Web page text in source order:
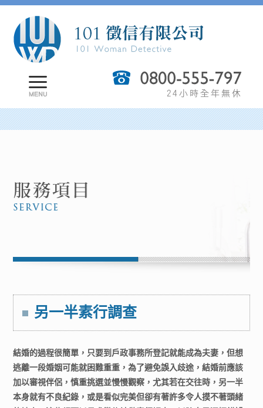
另一半素行調查
結婚的過程很簡單，只要到戶政事務所登記就能成為夫妻，但想
逃離一段婚姻可能就困難重重，為了避免誤入歧途，結婚前應該
加以審視伴侶，慎重挑選並慢慢觀察，尤其若在交往時，另一半
本身就有不良紀錄，或是看似完美但卻有著許多令人摸不著頭緒